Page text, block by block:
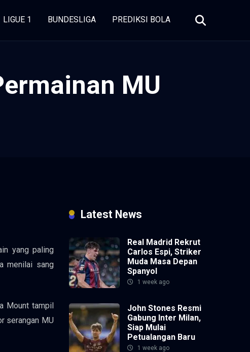
LIGUE 1 BUNDESLIGA PREDIKSI BOLA
MU
yang paling
menilai sang
Mount tampil
serangan MU
Latest News
Real Madrid Rekrut
Carlos Espi, Striker
Muda Masa Depan
Spanyol
1 week ago
John Stones Resmi
Gabung Inter Milan,
Siap Mulai
Petualangan Baru
1 week ago